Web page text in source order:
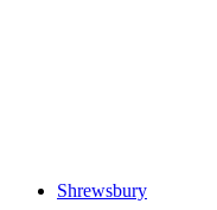
Shrewsbury